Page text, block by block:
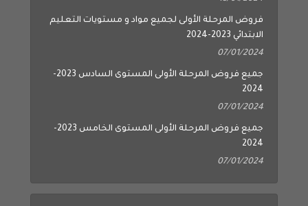
الابتدائي 2023-2024
07/01/2024
2024
2024